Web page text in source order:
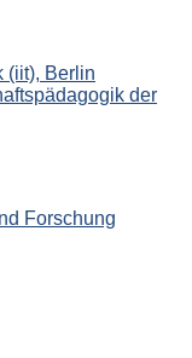
(iit), Berlin
der
Forschung